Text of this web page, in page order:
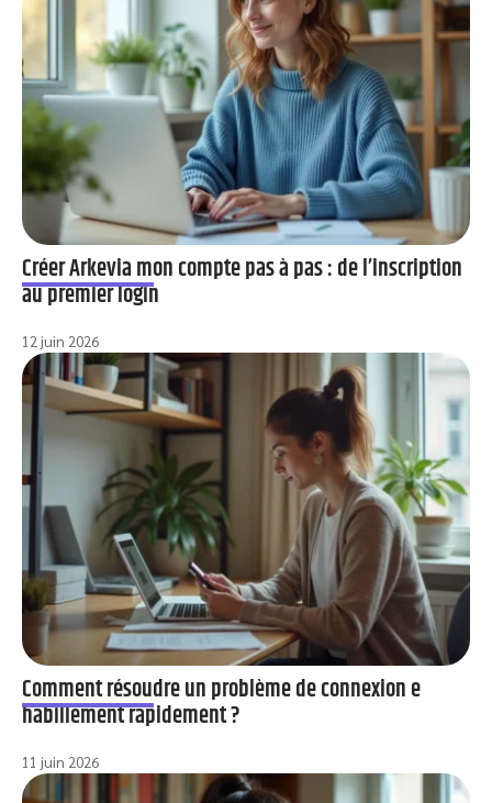
Créer Arkevia mon compte pas à pas : de l’inscription
au premier login
12 juin 2026
Comment résoudre un problème de connexion e
habillement rapidement ?
11 juin 2026